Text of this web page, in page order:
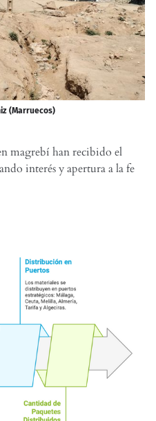
(Marruecos)
magrebí han recibido el
interés y apertura a la fe